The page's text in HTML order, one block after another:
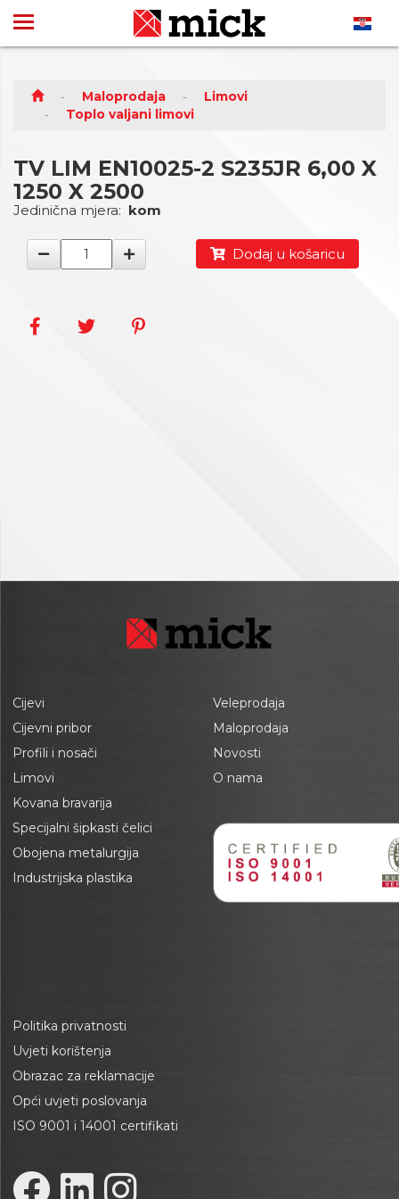
Maloprodaja
Limovi
Toplo valjani limovi
TV LIM EN10025-2 S235JR 6,00 X
1250 X 2500
Jedinična mjera: kom
Dodaj u košaricu
Cijevi
Cijevni pribor
Profili i nosači
Limovi
Kovana bravarija
Specijalni šipkasti čelici
Obojena metalurgija
Industrijska plastika
Veleprodaja
Maloprodaja
Novosti
O nama
Politika privatnosti
Uvjeti korištenja
Obrazac za reklamacije
Opći uvjeti poslovanja
ISO 9001 i 14001 certifikati